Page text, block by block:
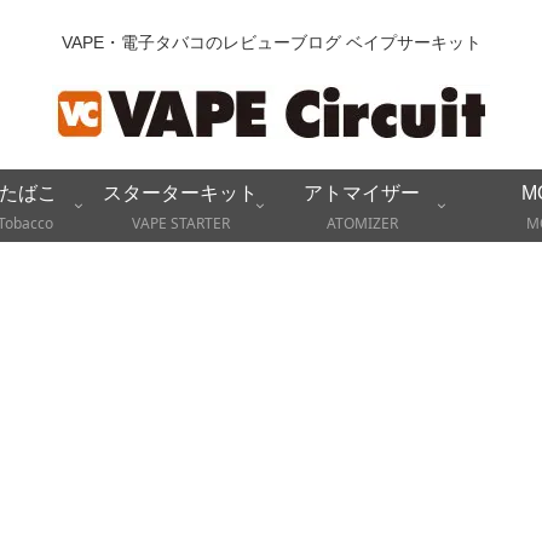
VAPE・電子タバコのレビューブログ ベイプサーキット
ばこ
スターターキット
VAPE STARTER
アトマイザー
ATOMIZER